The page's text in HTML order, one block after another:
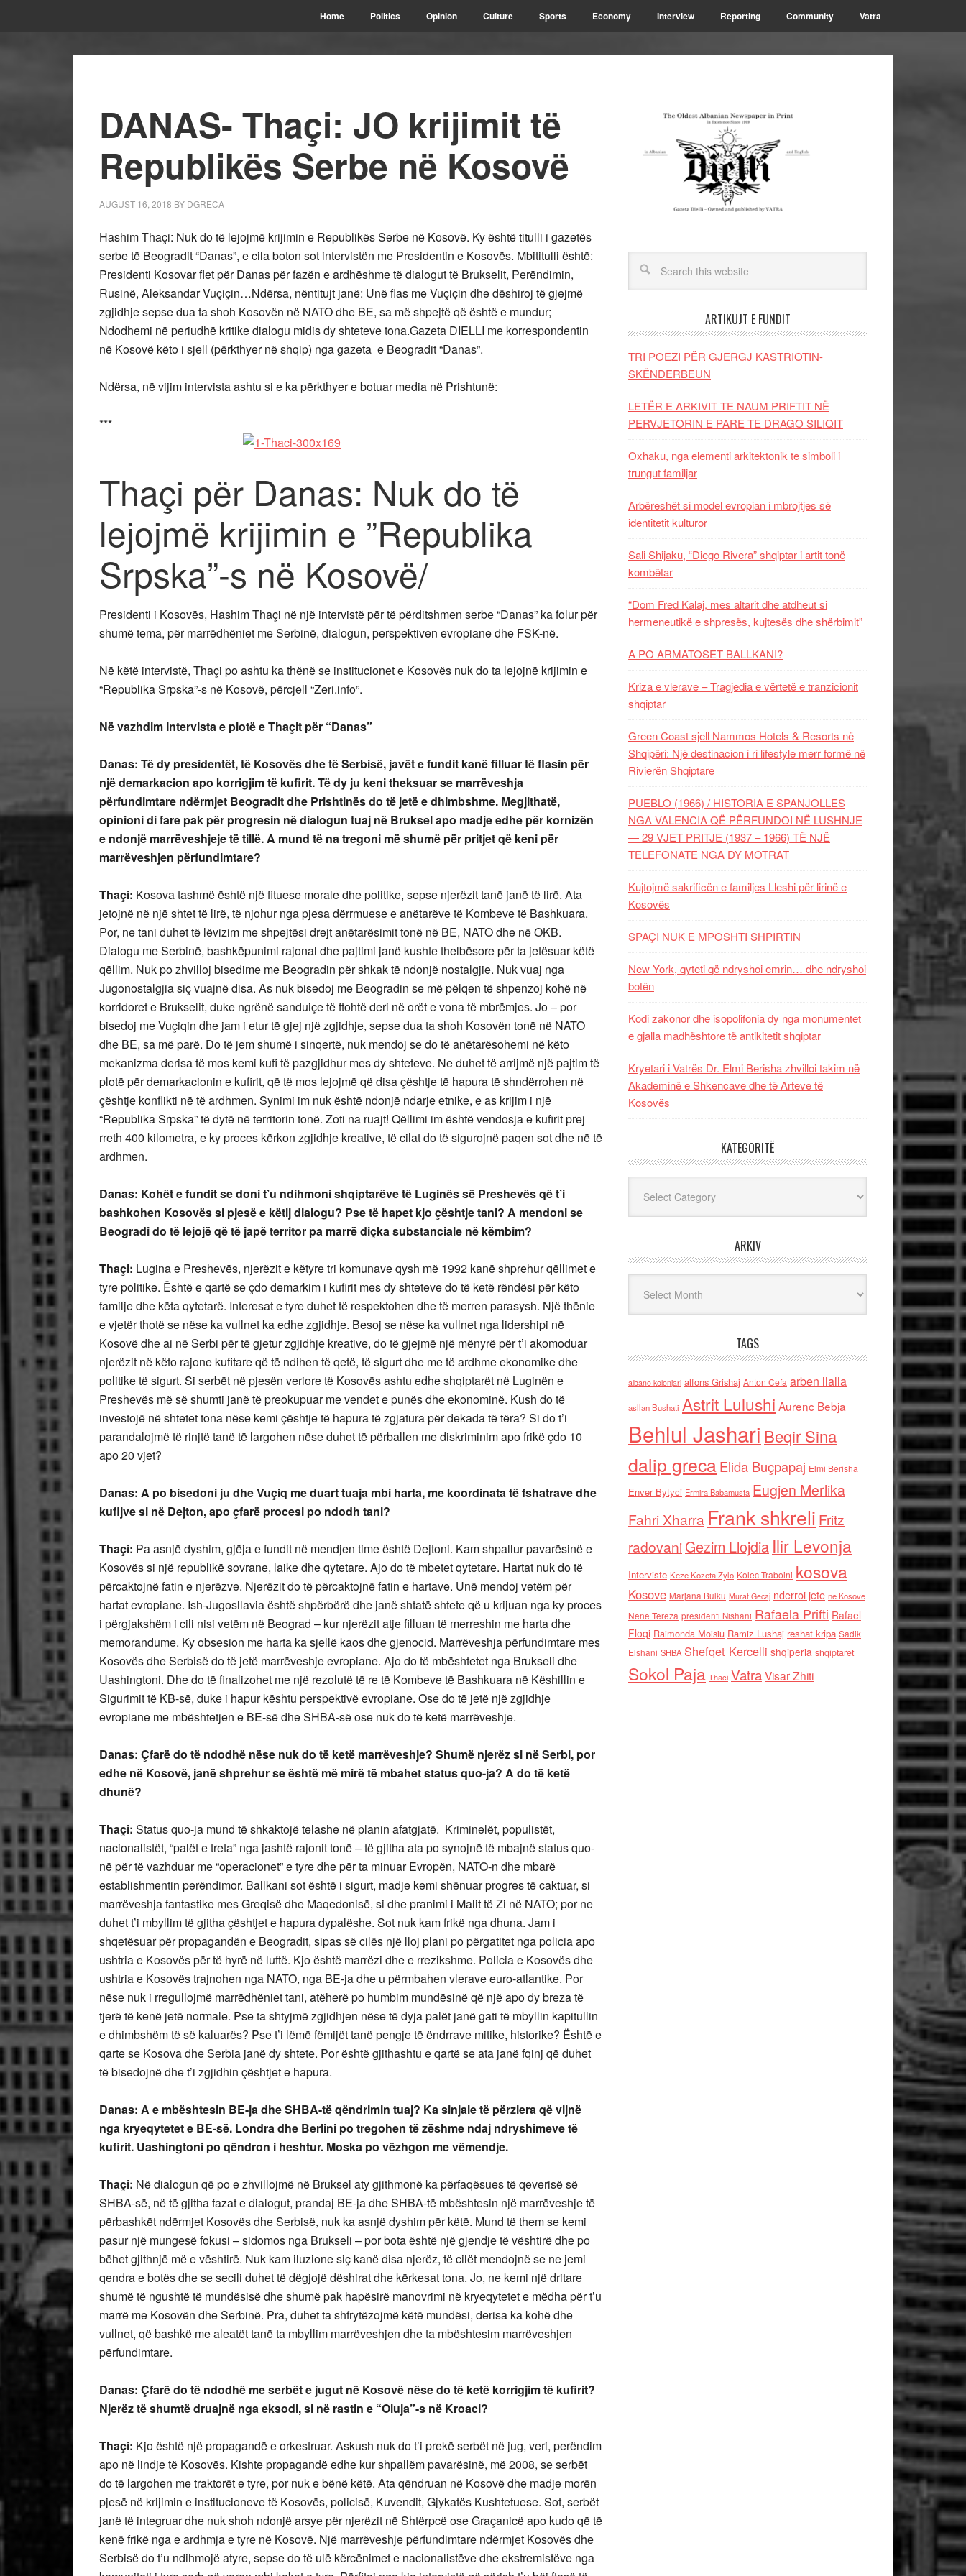
Home Politics Opinion Culture Sports Economy Interview Reporting Community Vatra
DANAS- Thaçi: JO krijimit të
Republikës Serbe në Kosovë
AUGUST 16, 2018 BY DGRECA
Hashim Thaçi: Nuk do të lejojmë krijimin e Republikës Serbe në Kosovë. Ky është titulli i gazetës
serbe të Beogradit “Danas”, e cila boton sot intervistën me Presidentin e Kosovës. Mbititulli është:
Presidenti Kosovar flet për Danas për fazën e ardhëshme të dialogut të Brukselit, Perëndimin,
Rusinë, Aleksandar Vuçiçin…Ndërsa, nëntitujt janë: Unë flas me Vuçiçin dhe dëshiroj të gjejmë
zgjidhje sepse dua ta shoh Kosovën në NATO dhe BE, sa më shpejtë që është e mundur;
Ndodhemi në periudhë kritike dialogu midis dy shteteve tona.Gazeta DIELLI me korrespondentin
në Kosovë këto i sjell (përkthyer në shqip) nga gazeta e Beogradit “Danas”.
Ndërsa, në vijim intervista ashtu si e ka përkthyer e botuar media në Prishtunë:
***
Thaçi për Danas: Nuk do të
lejojmë krijimin e ”Republika
Srpska”-s në Kosovë/
Presidenti i Kosovës, Hashim Thaçi në një intervistë për të përditshmen serbe “Danas” ka folur për
shumë tema, për marrëdhëniet me Serbinë, dialogun, perspektiven evropiane dhe FSK-në.
Në këtë intervistë, Thaçi po ashtu ka thënë se institucionet e Kosovës nuk do ta lejojnë krijimin e
“Republika Srpska”-s në Kosovë, përcjell “Zeri.info”.
Në vazhdim Intervista e plotë e Thaçit për “Danas”
Danas: Të dy presidentët, të Kosovës dhe të Serbisë, javët e fundit kanë filluar të flasin për
një demarkacion apo korrigjim të kufirit. Të dy ju keni theksuar se marrëveshja
përfundimtare ndërmjet Beogradit dhe Prishtinës do të jetë e dhimbshme. Megjithatë,
opinioni di fare pak për progresin në dialogun tuaj në Bruksel apo madje edhe për kornizën
e ndonjë marrëveshjeje të tillë. A mund të na tregoni më shumë për pritjet që keni për
marrëveshjen përfundimtare?
Thaçi: Kosova tashmë është një fituese morale dhe politike, sepse njerëzit tanë janë të lirë. Ata
jetojnë në një shtet të lirë, të njohur nga pjesa dërrmuese e anëtarëve të Kombeve të Bashkuara.
Por, ne tani duhet të lëvizim me shpejtësi drejt anëtarësimit tonë në BE, NATO dhe në OKB.
Dialogu me Serbinë, bashkëpunimi rajonal dhe pajtimi janë kushte thelbësore për ta jetësuar këtë
qëllim. Nuk po zhvilloj bisedime me Beogradin për shkak të ndonjë nostalgjie. Nuk vuaj nga
Jugonostalgjia siç vuajnë disa. As nuk bisedoj me Beogradin se më pëlqen të shpenzoj kohë në
korridoret e Brukselit, duke ngrënë sanduiçe të ftohtë deri në orët e vona të mbrëmjes. Jo – por
bisedoj me Vuçiqin dhe jam i etur të gjej një zgjidhje, sepse dua ta shoh Kosovën tonë në NATO
dhe BE, sa më parë. Do të jem shumë i sinqertë, nuk mendoj se do të anëtarësohemi në këto
mekanizma derisa të mos kemi kufi të pazgjidhur mes dy shteteve. Ne duhet të arrijmë një pajtim të
plotë për demarkacionin e kufirit, që të mos lejojmë që disa çështje të hapura të shndërrohen në
çështje konflikti në të ardhmen. Synimi im nuk është ndonjë ndarje etnike, e as krijim i një
“Republika Srpska” të dytë në territorin tonë. Zoti na ruajt! Qëllimi im është vendosja e kufirit prej
rreth 400 kilometra, e ky proces kërkon zgjidhje kreative, të cilat do të sigurojnë paqen sot dhe në të
ardhmen.
Danas: Kohët e fundit se doni t’u ndihmoni shqiptarëve të Luginës së Preshevës që t’i
bashkohen Kosovës si pjesë e këtij dialogu? Pse të hapet kjo çështje tani? A mendoni se
Beogradi do të lejojë që të japë territor pa marrë diçka substanciale në këmbim?
Thaçi: Lugina e Preshevës, njerëzit e këtyre tri komunave qysh më 1992 kanë shprehur qëllimet e
tyre politike. Është e qartë se çdo demarkim i kufirit mes dy shteteve do të ketë rëndësi për këto
familje dhe këta qytetarë. Interesat e tyre duhet të respektohen dhe të merren parasysh. Një thënie
e vjetër thotë se nëse ka vullnet ka edhe zgjidhje. Besoj se nëse ka vullnet nga lidershipi në
Kosovë dhe ai në Serbi për të gjetur zgjidhje kreative, do të gjejmë një mënyrë për t’i akomoduar
njerëzit në këto rajone kufitare që të ndihen të qetë, të sigurt dhe me të ardhme ekonomike dhe
politike të sigurt. Si serbët në pjesën veriore të Kosovës ashtu edhe shqiptarët në Luginën e
Preshevës më së shumti janë të preokupuar me vendet e punës dhe ekonominë. Kush do të
investojë në shtetet tona nëse kemi çështje të hapura të zgjatura për dekada të tëra? Si do t’i
parandalojmë të rinjtë tanë të largohen nëse duhet të përballen me diskriminim apo frikë çdo 10
apo 20 vjet?
Danas: A po bisedoni ju dhe Vuçiq me duart tuaja mbi harta, me koordinata të fshatrave dhe
kufijve si në Dejton, apo çfarë procesi po ndodh tani?
Thaçi: Pa asnjë dyshim, gjëja e fundit në mendjen time është Dejtoni. Kam shpallur pavarësinë e
Kosovës si një republikë sovrane, laike dhe qytetare. Ajo do të mbetet qytetare. Hartat nuk do të
përcaktojnë fatin e njerëzve. Njerëzit do të përcaktojnë fatin e hartave. Unë mendoj vetëm për
hartat evropiane. Ish-Jugosllavia është shpërbërë dhe janë shtatë shtete që u krijuan nga ky proces
i përgjakshëm i cili nisi vetëm në Beograd – kur njerëzit atje filluan të merreshin me harta dhe
memorandume. Ky obsesion me harta ka sjellë kaos dhe gjenocid. Marrëveshja përfundimtare mes
Kosovës dhe Serbisë do të jetë marrëveshje evropiane. Ajo do të mbështetet nga Brukseli dhe
Uashingtoni. Dhe do të finalizohet me një rezolutë të re të Kombeve të Bashkuara në Këshillin e
Sigurimit të KB-së, duke i hapur kështu perspektivë evropiane. Ose do të jetë një zgjidhje
evropiane me mbështetjen e BE-së dhe SHBA-së ose nuk do të ketë marrëveshje.
Danas: Çfarë do të ndodhë nëse nuk do të ketë marrëveshje? Shumë njerëz si në Serbi, por
edhe në Kosovë, janë shprehur se është më mirë të mbahet status quo-ja? A do të ketë
dhunë?
Thaçi: Status quo-ja mund të shkaktojë telashe në planin afatgjatë. Kriminelët, populistët,
nacionalistët, “palët e treta” nga jashtë rajonit tonë – të gjitha ata po synojnë të mbajnë status quo-
në për të vazhduar me “operacionet” e tyre dhe për ta minuar Evropën, NATO-n dhe mbarë
establishmentin perëndimor. Ballkani sot është i sigurt, madje kemi shënuar progres të caktuar, si
marrëveshja fantastike mes Greqisë dhe Maqedonisë, si dhe pranimi i Malit të Zi në NATO; por ne
duhet t’i mbyllim të gjitha çështjet e hapura dypalëshe. Sot nuk kam frikë nga dhuna. Jam i
shqetësuar për propagandën e Beogradit, sipas së cilës një lloj plani po përgatitet nga policia apo
ushtria e Kosovës për të hyrë në luftë. Kjo është marrëzi dhe e rrezikshme. Policia e Kosovës dhe
ushtria e Kosovës trajnohen nga NATO, nga BE-ja dhe u përmbahen vlerave euro-atlantike. Por
nëse nuk i rregullojmë marrëdhëniet tani, atëherë po humbim mundësinë që një apo dy breza të
tjerë të kenë jetë normale. Pse ta shtyjmë zgjidhjen nëse të dyja palët janë gati të mbyllin kapitullin
e dhimbshëm të së kaluarës? Pse t’i lëmë fëmijët tanë pengje të ëndrrave mitike, historike? Është e
qarte se Kosova dhe Serbia janë dy shtete. Por është gjithashtu e qartë se ata janë fqinj që duhet
të bisedojnë dhe t’i zgjidhin çështjet e hapura.
Danas: A e mbështesin BE-ja dhe SHBA-të qëndrimin tuaj? Ka sinjale të përziera që vijnë
nga kryeqytetet e BE-së. Londra dhe Berlini po tregohen të zëshme ndaj ndryshimeve të
kufirit. Uashingtoni po qëndron i heshtur. Moska po vëzhgon me vëmendje.
Thaçi: Në dialogun që po e zhvillojmë në Bruksel aty gjithmonë ka përfaqësues të qeverisë së
SHBA-së, në të gjitha fazat e dialogut, prandaj BE-ja dhe SHBA-të mbështesin një marrëveshje të
përbashkët ndërmjet Kosovës dhe Serbisë, nuk ka asnjë dyshim për këtë. Mund të them se kemi
pasur një mungesë fokusi – sidomos nga Brukseli – por bota është një gjendje të vështirë dhe po
bëhet gjithnjë më e vështirë. Nuk kam iluzione siç kanë disa njerëz, të cilët mendojnë se ne jemi
qendra e botës dhe se secili duhet të dëgjojë dëshirat dhe kërkesat tona. Jo, ne kemi një dritare
shumë të ngushtë të mundësisë dhe shumë pak hapësirë manovrimi në kryeqytetet e mëdha për t’u
marrë me Kosovën dhe Serbinë. Pra, duhet ta shfrytëzojmë këtë mundësi, derisa ka kohë dhe
vullnet, që bashkë me aleatët tanë ta mbyllim marrëveshjen dhe ta mbështesim marrëveshjen
përfundimtare.
Danas: Çfarë do të ndodhë me serbët e jugut në Kosovë nëse do të ketë korrigjim të kufirit?
Njerëz të shumtë druajnë nga eksodi, si në rastin e “Oluja”-s në Kroaci?
Thaçi: Kjo është një propagandë e orkestruar. Askush nuk do t’i prekë serbët në jug, veri, perëndim
apo në lindje të Kosovës. Kishte propagandë edhe kur shpallëm pavarësinë, më 2008, se serbët
do të largohen me traktorët e tyre, por nuk e bënë këtë. Ata qëndruan në Kosovë dhe madje morën
pjesë në krijimin e institucioneve të Kosovës, policisë, Kuvendit, Gjykatës Kushtetuese. Sot, serbët
janë të integruar dhe nuk shoh ndonjë arsye për njerëzit në Shtërpcë ose Graçanicë apo kudo që të
kenë frikë nga e ardhmja e tyre në Kosovë. Një marrëveshje përfundimtare ndërmjet Kosovës dhe
Serbisë do t’u ndihmojë atyre, sepse do të ulë kërcënimet e nacionalistëve dhe ekstremistëve nga
ARTIKUJT E FUNDIT
TRI POEZI PËR GJERGJ KASTRIOTIN-
SKËNDERBEUN
LETËR E ARKIVIT TE NAUM PRIFTIT NË
PERVJETORIN E PARE TE DRAGO SILIQIT
Oxhaku, nga elementi arkitektonik te simboli i
trungut familjar
Arbëreshët si model evropian i mbrojtjes së
identitetit kulturor
Sali Shijaku, “Diego Rivera” shqiptar i artit tonë
kombëtar
“Dom Fred Kalaj, mes altarit dhe atdheut si
hermeneutikë e shpresës, kujtesës dhe shërbimit”
A PO ARMATOSET BALLKANI?
Kriza e vlerave – Tragjedia e vërtetë e tranzicionit
shqiptar
Green Coast sjell Nammos Hotels & Resorts në
Shqipëri: Një destinacion i ri lifestyle merr formë në
Rivierën Shqiptare
PUEBLO (1966) / HISTORIA E SPANJOLLES
NGA VALENCIA QË PËRFUNDOI NË LUSHNJE
— 29 VJET PRITJE (1937 – 1966) TË NJË
TELEFONATE NGA DY MOTRAT
Kujtojmë sakrificën e familjes Lleshi për lirinë e
Kosovës
SPAÇI NUK E MPOSHTI SHPIRTIN
New York, qyteti që ndryshoi emrin… dhe ndryshoi
botën
Kodi zakonor dhe isopolifonia dy nga monumentet
e gjalla madhështore të antikitetit shqiptar
Kryetari i Vatrës Dr. Elmi Berisha zhvilloi takim në
Akademinë e Shkencave dhe të Arteve të
Kosovës
KATEGORITË
ARKIV
TAGS
albano kolonjari alfons Grishaj Anton Cefa arben llalla
asllan Bushati Astrit Lulushi Aurenc Bebja
Behlul Jashari Beqir Sina
dalip grecaElida Buçpapaj Elmi Berisha
Enver Bytyci Ermira Babamusta Eugjen Merlika
Fahri Xharra Frank shkreli Fritz
radovaniGezim Llojdia Ilir Levonja
Interviste Keze Kozeta Zylo Kolec Traboini kosova
Kosove Marjana Bulku Murat Gecaj nderroi jete ne Kosove
Nene Tereza presidenti Nishani Rafaela Prifti Rafael
Floqi Raimonda Moisiu Ramiz Lushaj reshat kripa Sadik
Elshani SHBA Shefqet Kercelli shqiperia shqiptaret
Sokol Paja Thaci VatraVisar Zhiti